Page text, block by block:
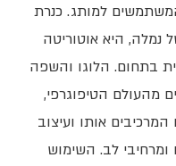
למותג. כנרת
נמלה, היא אוטוריטה
בתחום. הלוגו והשפה
מהעולם הטיפוגרפי,
אותו ועיצוב
לב. השימוש